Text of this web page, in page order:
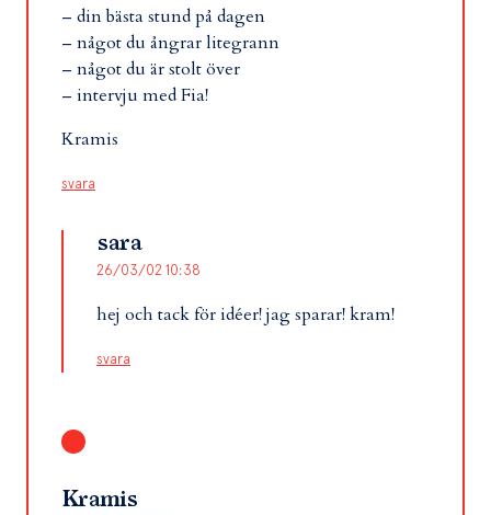
– din bästa stund på dagen
– något du ångrar litegrann
– något du är stolt över
– intervju med Fia!
Kramis
svara
sara
26/03/02 10:38
hej och tack för idéer! jag sparar! kram!
svara
Kramis